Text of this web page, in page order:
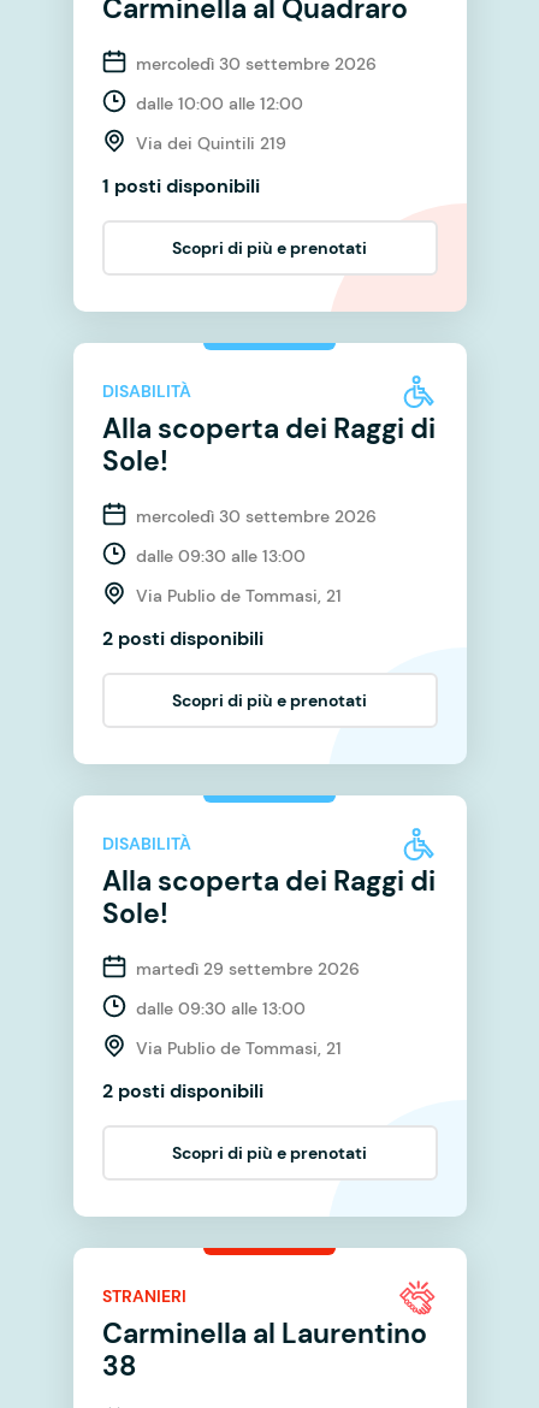
Carminella al Quadraro
mercoledì 30 settembre 2026
dalle 10:00 alle 12:00
Via dei Quintili 219
1 posti disponibili
Scopri di più e prenotati
DISABILITÀ
Alla scoperta dei Raggi di
Sole!
mercoledì 30 settembre 2026
dalle 09:30 alle 13:00
Via Publio de Tommasi, 21
2 posti disponibili
Scopri di più e prenotati
DISABILITÀ
Alla scoperta dei Raggi di
Sole!
martedì 29 settembre 2026
dalle 09:30 alle 13:00
Via Publio de Tommasi, 21
2 posti disponibili
Scopri di più e prenotati
STRANIERI
Carminella al Laurentino
38